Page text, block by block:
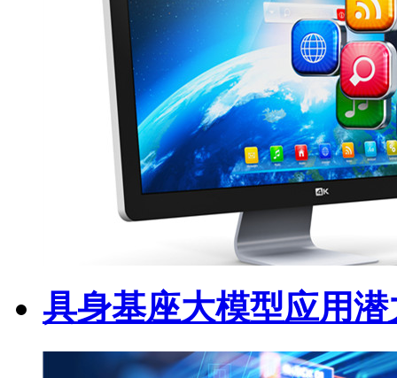
具身基座大模型应用